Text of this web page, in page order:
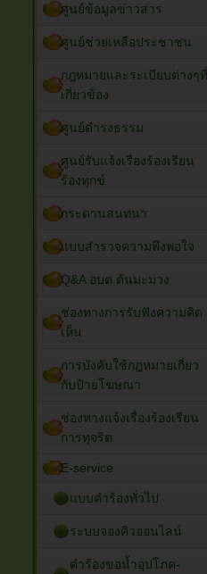
ศูนย์ข้อมูลข่าวสาร
ศูนย์ช่วยเหลือประชาชน
กฎหมายและระเบียบต่างๆที่
เกี่ยวข้อง
ศูนย์ดำรงธรรม
ศูนย์รับแจ้งเรื่องร้องเรียน
ร้องทุกข์
กระดานสนทนา
แบบสำรวจความพึงพอใจ
Q&A อบต.ต้นมะม่วง
ช่องทางการรับฟังความคิด
เห็น
การบังคับใช้กฎหมายเกี่ยว
กับป้ายโฆษณา
ช่องทางแจ้งเรื่องร้องเรียน
การทุจริต
E-service
แบบคำร้องทั่วไป
ระบบจองคิวออนไลน์
คำร้องขอน้ำอุปโภค-